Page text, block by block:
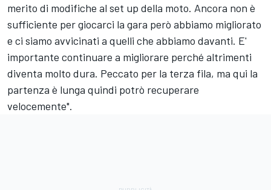
merito di modifiche al set up della moto. Ancora non è
sufficiente per giocarci la gara però abbiamo migliorato
e ci siamo avvicinati a quelli che abbiamo davanti. E'
importante continuare a migliorare perché altrimenti
diventa molto dura. Peccato per la terza fila, ma qui la
partenza è lunga quindi potrò recuperare
velocemente".